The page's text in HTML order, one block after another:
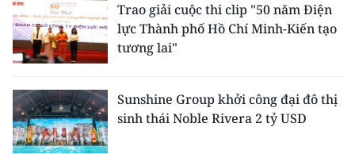
Trao giải cuộc thi clip "50 năm Điện
lực Thành phố Hồ Chí Minh-Kiến tạo
tương lai"
Sunshine Group khởi công đại đô thị
sinh thái Noble Rivera 2 tỷ USD